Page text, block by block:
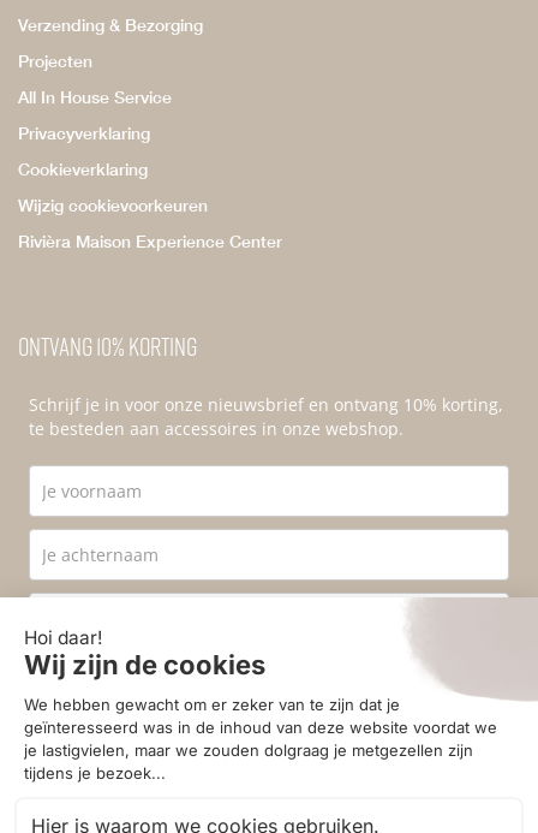
Verzending & Bezorging
Projecten
All In House Service
Privacyverklaring
Cookieverklaring
Wijzig cookievoorkeuren
Rivièra Maison Experience Center
Ontvang 10% korting
Schrijf je in voor onze nieuwsbrief en ontvang 10% korting,
te besteden aan accessoires in onze webshop.
Ik ga akkoord met deprivacyvoorwaarden
Aanmelden